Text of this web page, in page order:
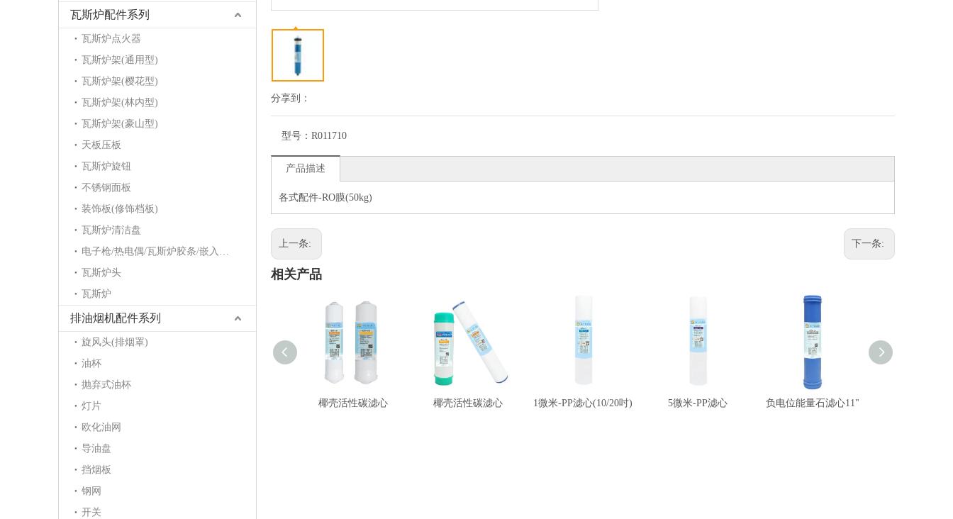
瓦斯炉配件系列
瓦斯炉点火器
瓦斯炉架(通用型)
瓦斯炉架(樱花型)
瓦斯炉架(林内型)
瓦斯炉架(豪山型)
天板压板
瓦斯炉旋钮
不锈钢面板
装饰板(修饰档板)
瓦斯炉清洁盘
电子枪/热电偶/瓦斯炉胶条/嵌入炉护角/点火针/电磁阀
瓦斯炉头
瓦斯炉
排油烟机配件系列
旋风头(排烟罩)
油杯
抛弃式油杯
灯片
欧化油网
导油盘
挡烟板
钢网
开关
分享到：
型号： R011710
产品描述
各式配件-RO膜(50kg)
上一条: 下一条:
相关产品
椰壳活性碳滤心 椰壳活性碳滤心 1微米-PP滤心(10/20吋) 5微米-PP滤心 负电位能量石滤心11"